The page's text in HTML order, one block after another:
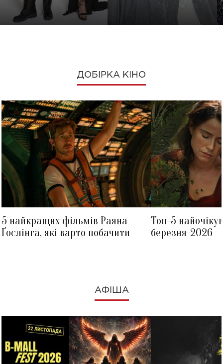
ДОБІРКА КІНО
5 найкращих фільмів Раяна
Ґослінга, які варто побачити
Топ-5
березня-2026
АФІША